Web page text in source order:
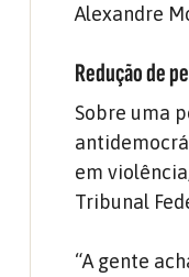
Alexandre
Redução de
Sobre uma
em
Tribunal
“A gente